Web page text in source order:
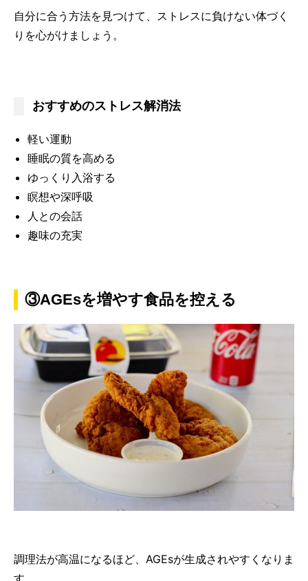
自分に合う方法を見つけて、ストレスに負けない体づく
りを心がけましょう。
おすすめのストレス解消法
軽い運動
睡眠の質を高める
ゆっくり入浴する
瞑想や深呼吸
人との会話
趣味の充実
③AGEsを増やす食品を控える
調理法が高温になるほど、AGEsが生成されやすくなりま